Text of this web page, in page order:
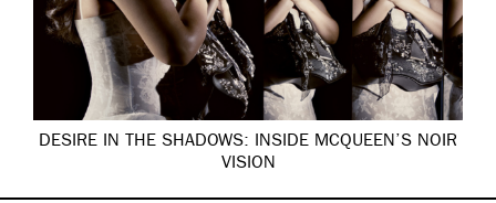
DESIRE IN THE SHADOWS: INSIDE MCQUEEN’S NOIR
VISION